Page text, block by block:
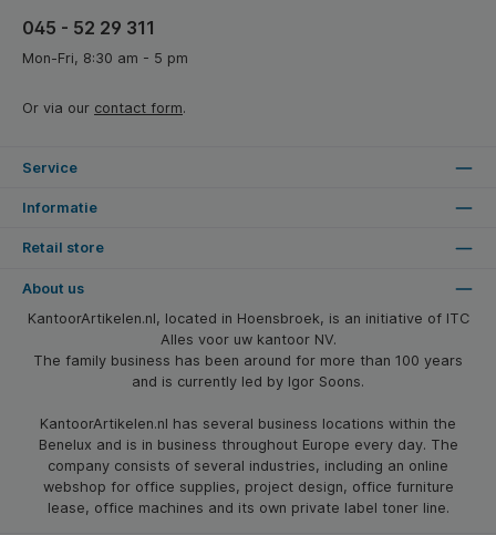
045 - 52 29 311
Mon-Fri, 8:30 am - 5 pm
Or via our contact form.
Service
Informatie
Retail store
About us
KantoorArtikelen.nl, located in Hoensbroek, is an initiative of ITC
Alles voor uw kantoor NV.
The family business has been around for more than 100 years
and is currently led by Igor Soons.
KantoorArtikelen.nl has several business locations within the
Benelux and is in business throughout Europe every day. The
company consists of several industries, including an online
webshop for office supplies, project design, office furniture
lease, office machines and its own private label toner line.